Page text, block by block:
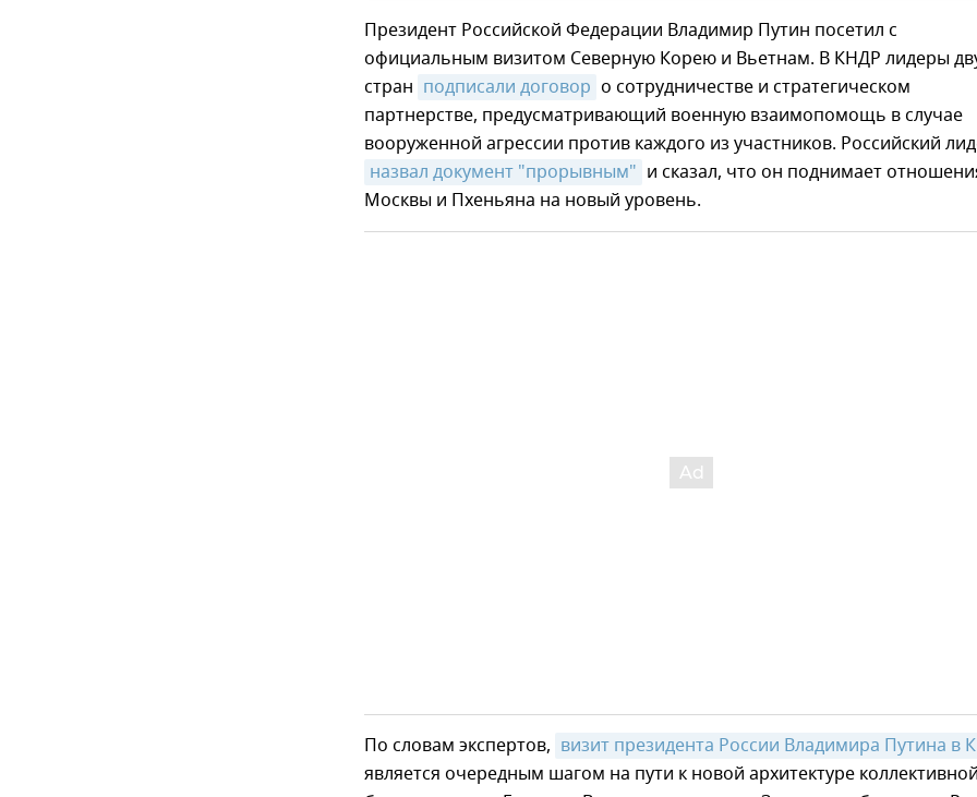
Президент Российской Федерации Владимир Путин посетил с
официальным визитом Северную Корею и Вьетнам. В КНДР лидеры
стран подписали договор о сотрудничестве и стратегическом
партнерстве, предусматривающий военную взаимопомощь в случае
вооруженной агрессии против каждого из участников. Российский
назвал документ "прорывным" и сказал, что он поднимает
Москвы и Пхеньяна на новый уровень.
По словам экспертов, визит президента России Владимира Путина в
является очередным шагом на пути к новой архитектуре